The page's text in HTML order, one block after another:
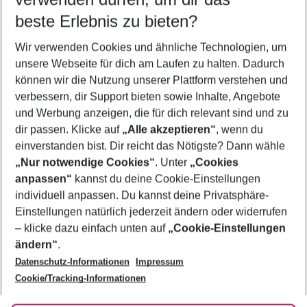
5-8 Nächte
2 Erwachsene Keine Kinder
Mehr Filter anzeigen
Footer
Footer navigation
Über uns
AGB
Bestpreisgarantie
Cookie-Einstellungen ändern
Cookie-Richtlinie
Agenturbetreuung
Barrierefreies Reisen
Folge uns
beste Erlebnis zu bieten?
Wir verwenden Cookies und ähnliche Technologien, um
unsere Webseite für dich am Laufen zu halten. Dadurch
können wir die Nutzung unserer Plattform verstehen und
verbessern, dir Support bieten sowie Inhalte, Angebote
und Werbung anzeigen, die für dich relevant sind und zu
dir passen. Klicke auf „Alle akzeptieren“, wenn du
einverstanden bist. Dir reicht das Nötigste? Dann wähle
„Nur notwendige Cookies“. Unter „Cookies
anpassen“ kannst du deine Cookie-Einstellungen
individuell anpassen. Du kannst deine Privatsphäre-
Einstellungen natürlich jederzeit ändern oder widerrufen
– klicke dazu einfach unten auf „Cookie-Einstellungen
ändern“.
Datenschutz-Informationen
Impressum
Cookie/Tracking-Informationen